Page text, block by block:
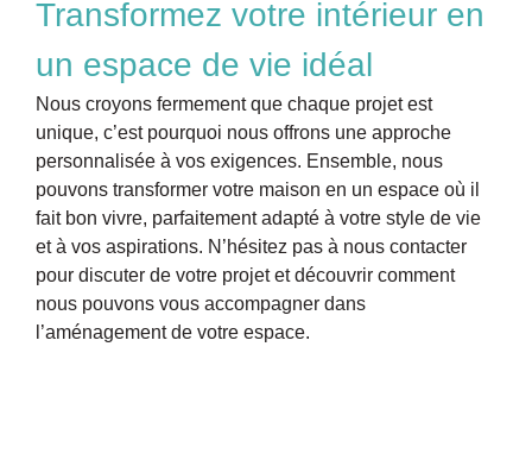
Transformez votre intérieur en
un espace de vie idéal
Nous croyons fermement que chaque projet est
unique, c’est pourquoi nous offrons une approche
personnalisée à vos exigences. Ensemble, nous
pouvons transformer votre maison en un espace où il
fait bon vivre, parfaitement adapté à votre style de vie
et à vos aspirations. N’hésitez pas à nous contacter
pour discuter de votre projet et découvrir comment
nous pouvons vous accompagner dans
l’aménagement de votre espace.